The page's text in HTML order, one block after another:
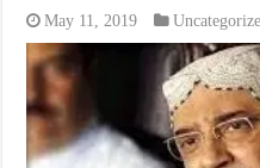
May 11, 2019